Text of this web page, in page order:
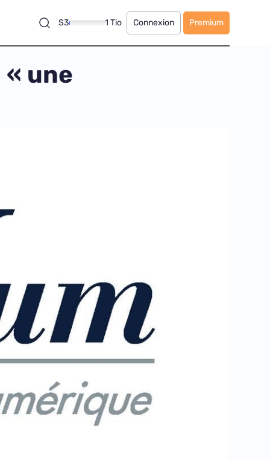
S3 1 Tio Connexion Premium
« une